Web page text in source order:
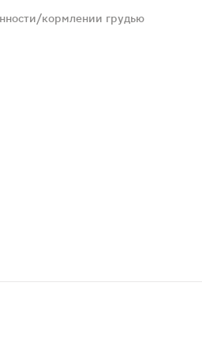
кормлении грудью